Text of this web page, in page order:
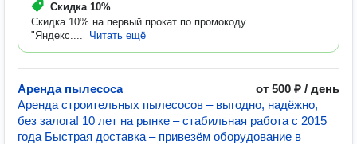
Скидка 10%
Скидка 10% на первый прокат по промокоду
"Яндекс....
Читать ещё
Аренда пылесоса
от 500 ₽ / день
Аренда строительных пылесосов – выгодно, надёжно,
без залога! 10 лет на рынке – стабильная работа с 2015
года Быстрая доставка – привезём оборудование в